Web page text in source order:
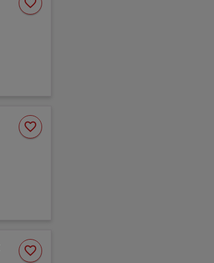
som
favorite
Spara
som
favorite
Spara
som